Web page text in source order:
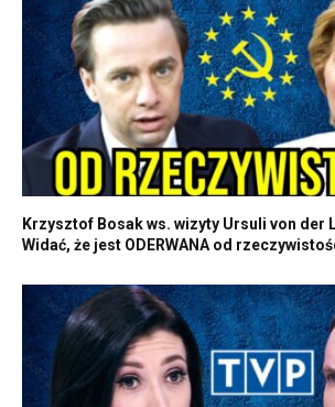
Krzysztof Bosak ws. wizyty Ursuli von der
Widać, że jest ODERWANA od